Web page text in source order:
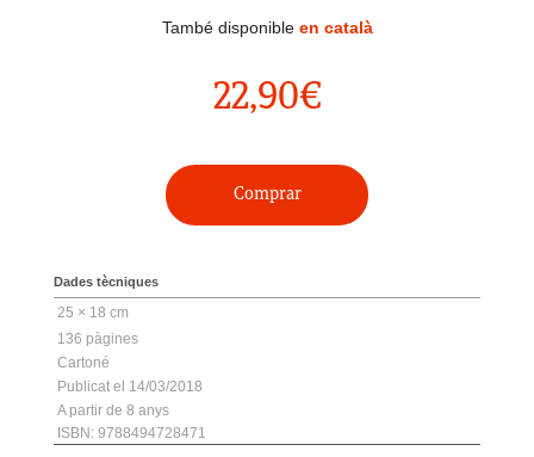
També disponible en català
22,90€
Comprar
Dades tècniques
25 × 18 cm
136
Cartoné
14/03/2018
8
ISBN: 9788494728471